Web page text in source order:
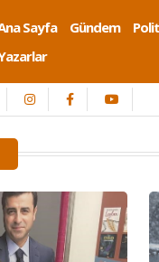
Sayfa Gündem